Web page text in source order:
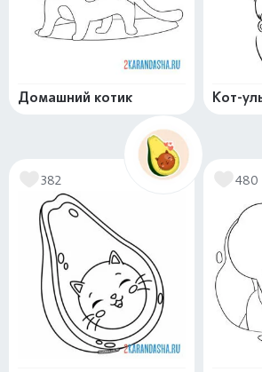
Домашний котик Кот-
382 480